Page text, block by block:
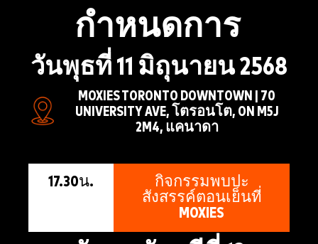
กำหนดการ
วันพุธที่ 11 มิถุนายน 2568
MOXIES TORONTO DOWNTOWN | 70
UNIVERSITY AVE, โตรอนโต, ON M5J
2M4, แคนาดา
17.30น.
กิจกรรมพบปะ
สังสรรค์ตอนเย็นที่
MOXIES